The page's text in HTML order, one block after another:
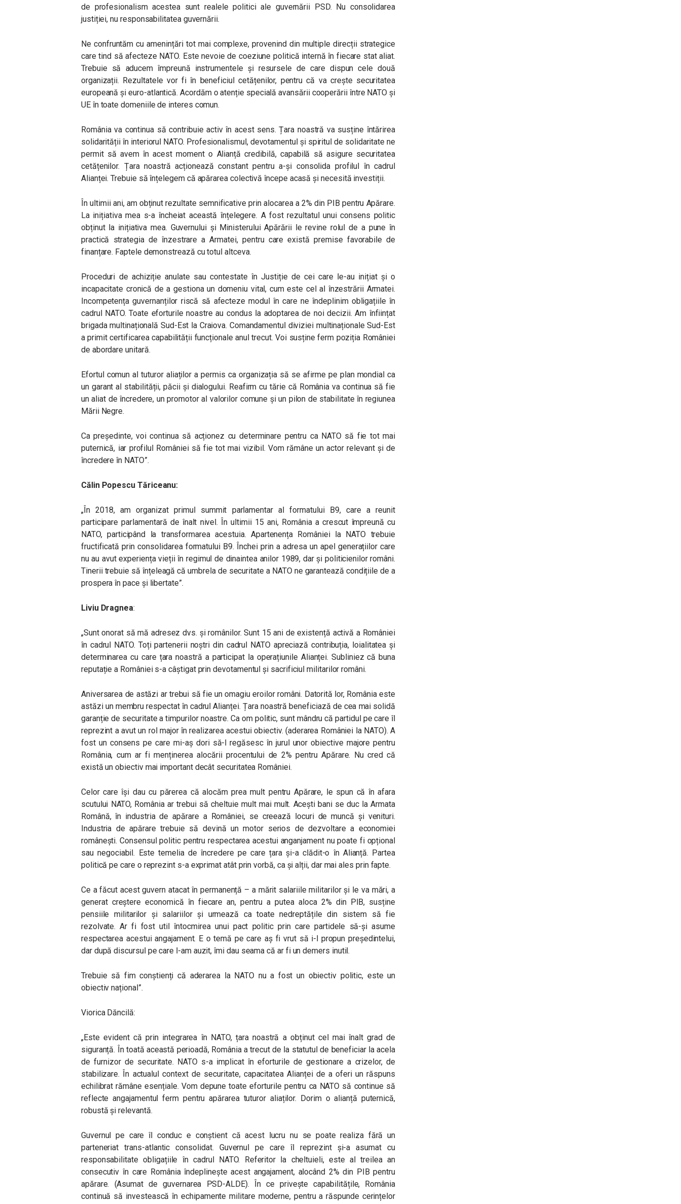
de profesionalism acestea sunt realele politici ale guvernării PSD. Nu consolidarea
justiției, nu responsabilitatea guvernării.
Ne confruntăm cu amenințări tot mai complexe, provenind din multiple direcții strategice
care tind să afecteze NATO. Este nevoie de coeziune politică internă în fiecare stat aliat.
Trebuie să aducem împreună instrumentele și resursele de care dispun cele două
organizații. Rezultatele vor fi în beneficiul cetățenilor, pentru că va crește securitatea
europeană și euro-atlantică. Acordăm o atenție specială avansării cooperării între NATO și
UE în toate domeniile de interes comun.
România va continua să contribuie activ în acest sens. Țara noastră va susține întărirea
solidarității în interiorul NATO. Profesionalismul, devotamentul și spiritul de solidaritate ne
permit să avem în acest moment o Alianță credibilă, capabilă să asigure securitatea
cetățenilor. Țara noastră acționează constant pentru a-și consolida profilul în cadrul
Alianței. Trebuie să înțelegem că apărarea colectivă începe acasă și necesită investiții.
În ultimii ani, am obținut rezultate semnificative prin alocarea a 2% din PIB pentru Apărare.
La inițiativa mea s-a încheiat această înțelegere. A fost rezultatul unui consens politic
obținut la inițiativa mea. Guvernului și Ministerului Apărării le revine rolul de a pune în
practică strategia de înzestrare a Armatei, pentru care există premise favorabile de
finanțare. Faptele demonstrează cu totul altceva.
Proceduri de achiziție anulate sau contestate în Justiție de cei care le-au inițiat și o
incapacitate cronică de a gestiona un domeniu vital, cum este cel al înzestrării Armatei.
Incompetența guvernanților riscă să afecteze modul în care ne îndeplinim obligațiile în
cadrul NATO. Toate eforturile noastre au condus la adoptarea de noi decizii. Am înființat
brigada multinațională Sud-Est la Craiova. Comandamentul diviziei multinaționale Sud-Est
a primit certificarea capabilității funcționale anul trecut. Voi susține ferm poziția României
de abordare unitară.
Efortul comun al tuturor aliaților a permis ca organizația să se afirme pe plan mondial ca
un garant al stabilității, păcii și dialogului. Reafirm cu tărie că România va continua să fie
un aliat de încredere, un promotor al valorilor comune și un pilon de stabilitate în regiunea
Mării Negre.
Ca președinte, voi continua să acționez cu determinare pentru ca NATO să fie tot mai
puternică, iar profilul României să fie tot mai vizibil. Vom rămâne un actor relevant și de
încredere în NATO”.
Călin Popescu Tăriceanu:
„În 2018, am organizat primul summit parlamentar al formatului B9, care a reunit
participare parlamentară de înalt nivel. În ultimii 15 ani, România a crescut împreună cu
NATO, participând la transformarea acestuia. Apartenența României la NATO trebuie
fructificată prin consolidarea formatului B9. Închei prin a adresa un apel generațiilor care
nu au avut experiența vieții în regimul de dinaintea anilor 1989, dar și politicienilor români.
Tinerii trebuie să înțeleagă că umbrela de securitate a NATO ne garantează condițiile de a
prospera în pace și libertate”.
Liviu Dragnea:
„Sunt onorat să mă adresez dvs. și românilor. Sunt 15 ani de existență activă a României
în cadrul NATO. Toți partenerii noștri din cadrul NATO apreciază contribuția, loialitatea și
determinarea cu care țara noastră a participat la operațiunile Alianței. Subliniez că buna
reputație a României s-a câștigat prin devotamentul și sacrificiul militarilor români.
Aniversarea de astăzi ar trebui să fie un omagiu eroilor români. Datorită lor, România este
astăzi un membru respectat în cadrul Alianței. Țara noastră beneficiază de cea mai solidă
garanție de securitate a timpurilor noastre. Ca om politic, sunt mândru că partidul pe care îl
reprezint a avut un rol major în realizarea acestui obiectiv. (aderarea României la NATO). A
fost un consens pe care mi-aș dori să-l regăsesc în jurul unor obiective majore pentru
România, cum ar fi menținerea alocării procentului de 2% pentru Apărare. Nu cred că
există un obiectiv mai important decât securitatea României.
Celor care își dau cu părerea că alocăm prea mult pentru Apărare, le spun că în afara
scutului NATO, România ar trebui să cheltuie mult mai mult. Acești bani se duc la Armata
Română, în industria de apărare a României, se creează locuri de muncă și venituri.
Industria de apărare trebuie să devină un motor serios de dezvoltare a economiei
românești. Consensul politic pentru respectarea acestui anganjament nu poate fi opțional
sau negociabil. Este temelia de încredere pe care țara și-a clădit-o în Alianță. Partea
politică pe care o reprezint s-a exprimat atât prin vorbă, ca și alții, dar mai ales prin fapte.
Ce a făcut acest guvern atacat în permanență – a mărit salariile militarilor și le va mări, a
generat creștere economică în fiecare an, pentru a putea aloca 2% din PIB, susține
pensiile militarilor și salariilor și urmează ca toate nedreptățile din sistem să fie
rezolvate. Ar fi fost util întocmirea unui pact politic prin care partidele să-și asume
respectarea acestui angajament. E o temă pe care aș fi vrut să i-l propun președintelui,
dar după discursul pe care l-am auzit, îmi dau seama că ar fi un demers inutil.
Trebuie să fim conștienți că aderarea la NATO nu a fost un obiectiv politic, este un
obiectiv național”.
Viorica Dăncilă:
„Este evident că prin integrarea în NATO, țara noastră a obținut cel mai înalt grad de
siguranță. În toată această perioadă, România a trecut de la statutul de beneficiar la acela
de furnizor de securitate. NATO s-a implicat în eforturile de gestionare a crizelor, de
stabilizare. În actualul context de securitate, capacitatea Alianței de a oferi un răspuns
echilibrat rămâne esențiale. Vom depune toate eforturile pentru ca NATO să continue să
reflecte angajamentul ferm pentru apărarea tuturor aliaților. Dorim o alianță puternică,
robustă și relevantă.
Guvernul pe care îl conduc e conștient că acest lucru nu se poate realiza fără un
parteneriat trans-atlantic consolidat. Guvernul pe care îl reprezint și-a asumat cu
responsabilitate obligațiile în cadrul NATO. Referitor la cheltuieli, este al treilea an
consecutiv în care România îndeplinește acest angajament, alocând 2% din PIB pentru
apărare. (Asumat de guvernarea PSD-ALDE). În ce privește capabilitățile, România
continuă să investească în echipamente militare moderne, pentru a răspunde cerințelor